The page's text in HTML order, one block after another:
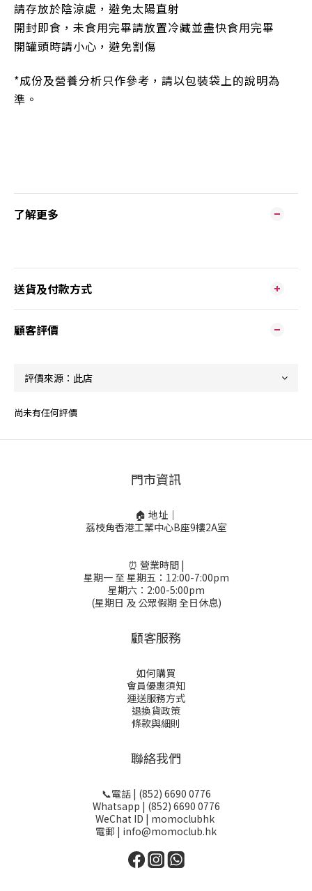
請存放於陰涼處，避免太陽直射
開封即食，未食用完畢請放置冷藏並盡快食用完畢
開罐頭時請小心，避免割傷
*成份及營養分析只作參考，請以包裝袋上的說明為
準。
了解更多
送貨及付款方式
顧客評價
尚未有任何評價
門市資訊
🏠 地址｜
荔枝角香港工業中心B座9樓2A室
⏰ 營業時間 |
星期一 至 星期五：12:00-7:00pm
星期六：2:00-5:00pm
(星期日 及 公眾假期 全日休息)
顧客服務
如何購買
會員優惠須知
運送服務方式
退換貨政策
條款與細則
聯絡我們
📞電話 | (852) 6690 0776
Whatsapp | (852) 6690 0776
WeChat ID | momoclubhk
電郵 | info@momoclub.hk